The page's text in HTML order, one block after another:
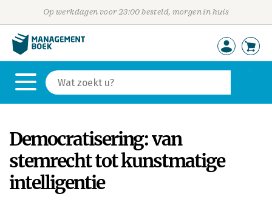
Op werkdagen voor 23:00 besteld, morgen in huis
Democratisering: van
stemrecht tot kunstmatige
intelligentie